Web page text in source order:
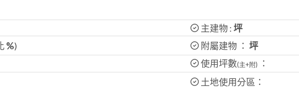
主建物 :坪
%) 附屬建物 ： 坪
使用坪數(主+附)
：
土地使用分區：